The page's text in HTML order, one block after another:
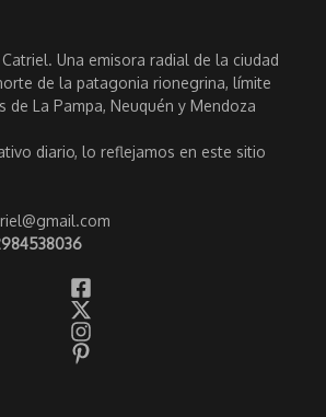
Una emisora radial de la ciudad
de la patagonia rionegrina, límite
de La Pampa, Neuquén y Mendoza
diario, lo reflejamos en este sitio